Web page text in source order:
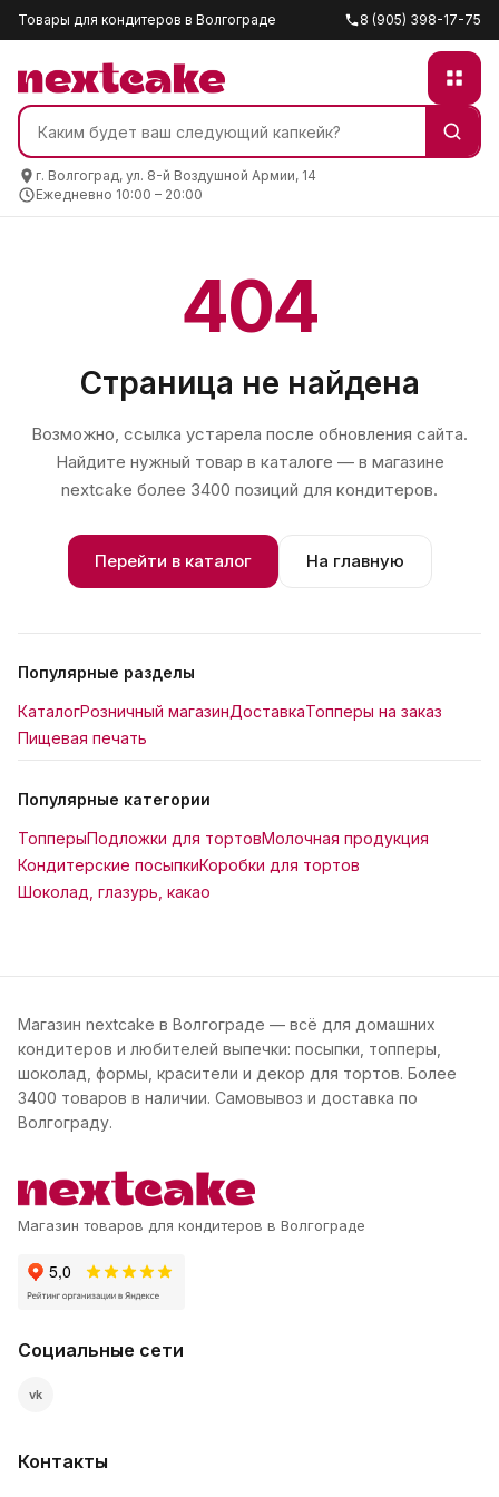
Товары для кондитеров в Волгограде 8 (905) 398-17-75
г. Волгоград, ул. 8-й Воздушной Армии, 14
Ежедневно 10:00 – 20:00
404
Страница не найдена
Возможно, ссылка устарела после обновления сайта.
Найдите нужный товар в каталоге — в магазине
nextcake более 3400 позиций для кондитеров.
Перейти в каталог На главную
Популярные разделы
КаталогРозничный магазинДоставкаТопперы на заказ
Пищевая печать
Популярные категории
ТопперыПодложки для тортовМолочная продукция
Кондитерские посыпкиКоробки для тортов
Шоколад, глазурь, какао
Магазин nextcake в Волгограде — всё для домашних
кондитеров и любителей выпечки: посыпки, топперы,
шоколад, формы, красители и декор для тортов. Более
3400 товаров в наличии. Самовывоз и доставка по
Волгограду.
Магазин товаров для кондитеров в Волгограде
Социальные сети
vk
Контакты